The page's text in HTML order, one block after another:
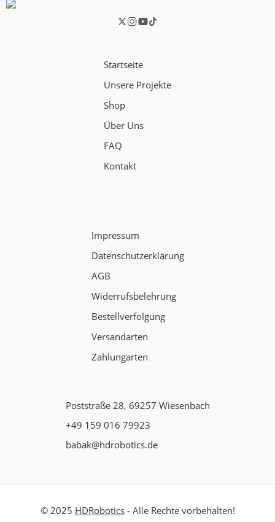
Startseite
Unsere Projekte
Shop
Über Uns
FAQ
Kontakt
Impressum
Datenschutzerklärung
AGB
Widerrufsbelehrung
Bestellverfolgung
Versandarten
Zahlungarten
Poststraße 28, 69257 Wiesenbach
+49 159 016 79923
babak@hdrobotics.de
© 2025 HDRobotics- Alle Rechte vorbehalten!